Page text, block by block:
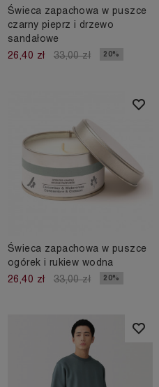
Świeca zapachowa w puszce
czarny pieprz i drzewo
sandałowe
26,40 zł
33,00 zł 20%
Świeca zapachowa w puszce
ogórek i rukiew wodna
26,40 zł
33,00 zł 20%